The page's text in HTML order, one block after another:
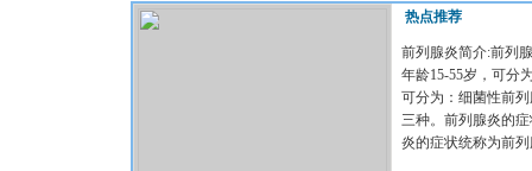
热点推荐
前列腺炎简介:前列
年龄15-55岁，可分
可分为：细菌性前
三种。前列腺炎的
炎的症状统称为前